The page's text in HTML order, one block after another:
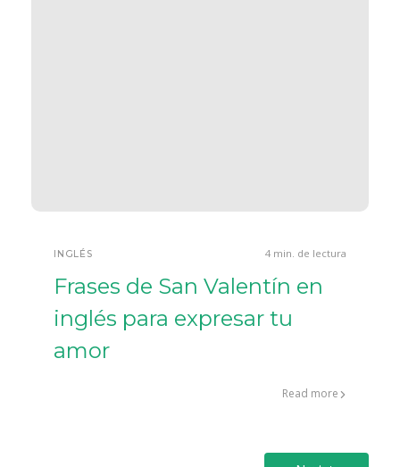
INGLÉS 4 min. de lectura
Frases de San Valentín en
inglés para expresar tu
amor
Read more